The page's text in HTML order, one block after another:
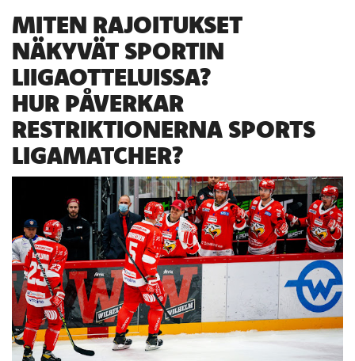
MITEN RAJOITUKSET
NÄKYVÄT SPORTIN
LIIGAOTTELUISSA?
HUR PÅVERKAR
RESTRIKTIONERNA SPORTS
LIGAMATCHER?